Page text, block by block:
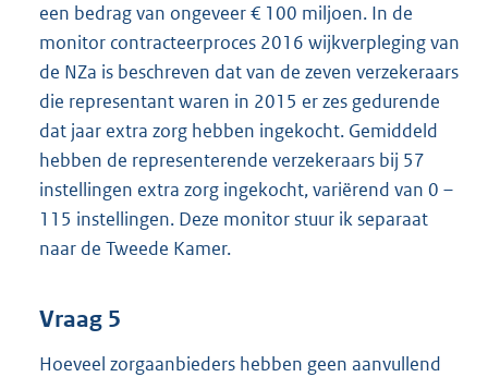
een bedrag van ongeveer € 100 miljoen. In de
monitor contracteerproces 2016 wijkverpleging van
de NZa is beschreven dat van de zeven verzekeraars
die representant waren in 2015 er zes gedurende
dat jaar extra zorg hebben ingekocht. Gemiddeld
hebben de representerende verzekeraars bij 57
instellingen extra zorg ingekocht, variërend van 0 –
115 instellingen. Deze monitor stuur ik separaat
naar de Tweede Kamer.
Vraag 5
Hoeveel zorgaanbieders hebben geen aanvullend